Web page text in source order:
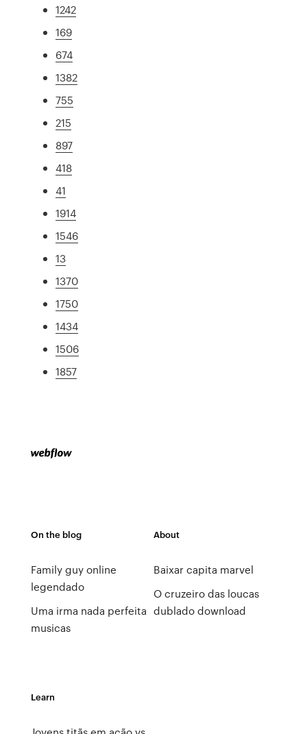
1242
169
674
1382
755
215
897
418
41
1914
1546
13
1370
1750
1434
1506
1857
On the blog
Family guy online
legendado
Uma irma nada perfeita
musicas
About
Baixar capita marvel
O cruzeiro das loucas
dublado download
Learn